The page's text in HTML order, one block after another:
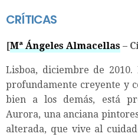
CRÍTICAS
[Mª Ángeles Almacellas –
Lisboa, diciembre de
profundamente creyente y
bien a los demás, está
Aurora, una anciana
alterada, que vive al